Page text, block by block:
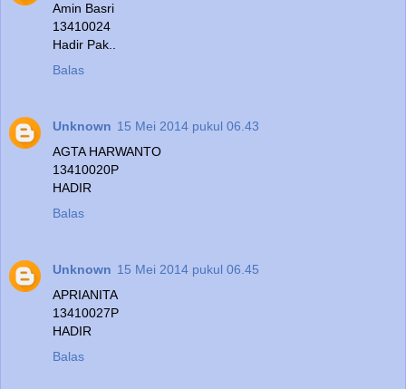
Amin Basri
13410024
Hadir Pak..
Balas
Unknown 15 Mei 2014 pukul 06.43
AGTA HARWANTO
13410020P
HADIR
Balas
Unknown 15 Mei 2014 pukul 06.45
APRIANITA
13410027P
HADIR
Balas